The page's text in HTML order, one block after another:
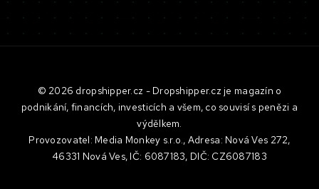
© 2026 dropshipper.cz - Dropshipper.cz je magazín o
podnikání, financích, investicích a všem, co souvisí s penězi a
výdělkem.
Provozovatel: Media Monkey s.r.o., Adresa: Nová Ves 272,
46331 Nová Ves, IČ: 6087183, DIČ: CZ6087183